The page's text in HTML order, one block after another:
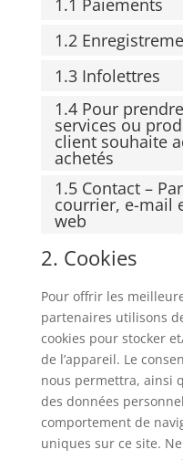
1.1 Paiements
1.2
1.3 Infolettres
1.4 Pour
services ou
client souhaite
achetés
1.5 Contact –
courrier, e-mail
web
2. Cookies
Pour offrir les
partenaires utilisons
cookies pour stocker
de l’appareil. Le
nous permettra, ainsi
des données
comportement de
uniques sur ce site.